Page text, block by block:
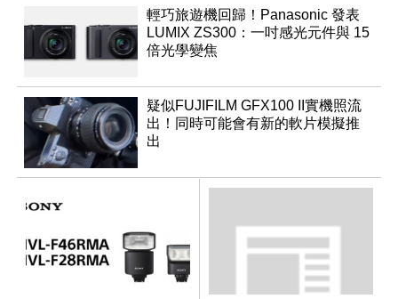
輕巧旅遊機回歸！Panasonic 發表
LUMIX ZS300：一吋感光元件與 15
倍光學變焦
疑似FUJIFILM GFX100 II實機照流
出！同時可能會有新的軟片模擬推
出